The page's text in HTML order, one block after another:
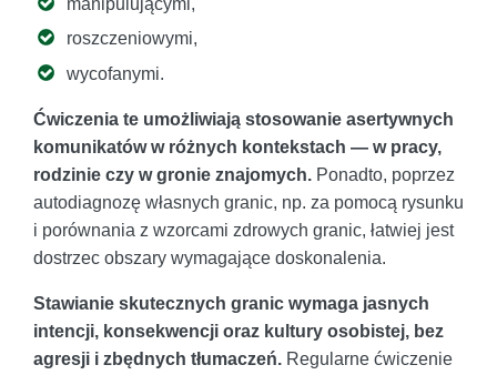
roszczeniowymi,
wycofanymi.
Ćwiczenia te umożliwiają stosowanie asertywnych
komunikatów w różnych kontekstach — w pracy,
rodzinie czy w gronie znajomych. Ponadto, poprzez
autodiagnozę własnych granic, np. za pomocą rysunku
i porównania z wzorcami zdrowych granic, łatwiej jest
dostrzec obszary wymagające doskonalenia.
Stawianie skutecznych granic wymaga jasnych
intencji, konsekwencji oraz kultury osobistej, bez
agresji i zbędnych tłumaczeń. Regularne ćwiczenie